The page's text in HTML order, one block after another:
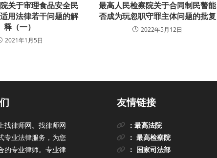
关于审理食品安全民
用法律若干问题的解
释（一）
2021年1月5日
最高人民检察院关于合同制民警能
否成为玩忽职守罪主体问题的批复
2022年5月12日
找律师网。找律师网
专业法律服务，为您
的专业律师。专业律
友情链接
：最高法院
： 最高检察院
： 国家司法部